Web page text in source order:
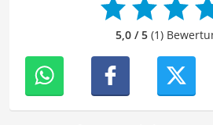
beitragen, dass die Inhalte unserer
präsentiert werden und ihre volle
5,0 / 5(1)